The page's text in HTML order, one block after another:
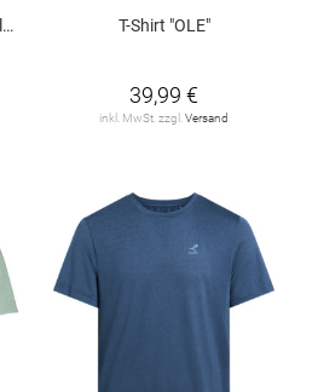
T-Shirt "OLE"
39,99 €
inkl. MwSt. zzgl.Versand